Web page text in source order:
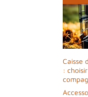
Caisse
: